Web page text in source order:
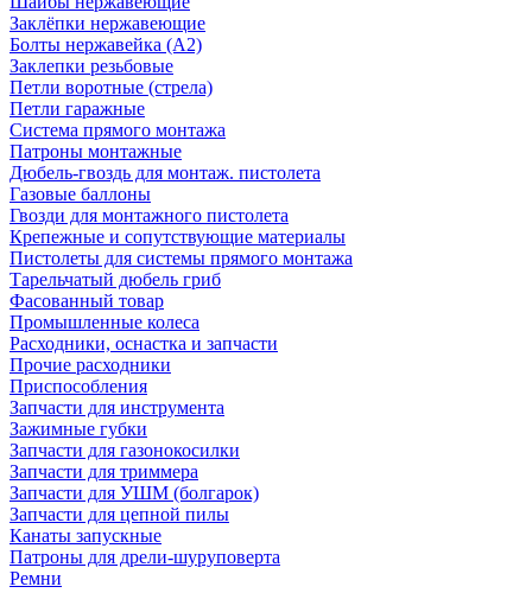
Заклёпки нержавеющие
Болты нержавейка (А2)
Заклепки резьбовые
Петли воротные (стрела)
Петли гаражные
Система прямого монтажа
Патроны монтажные
Дюбель-гвоздь для монтаж. пистолета
Газовые баллоны
Гвозди для монтажного пистолета
Крепежные и сопутствующие материалы
Пистолеты для системы прямого монтажа
Тарельчатый дюбель гриб
Фасованный товар
Промышленные колеса
Расходники, оснастка и запчасти
Прочие расходники
Приспособления
Запчасти для инструмента
Зажимные губки
Запчасти для газонокосилки
Запчасти для триммера
Запчасти для УШМ (болгарок)
Запчасти для цепной пилы
Канаты запускные
Патроны для дрели-шуруповерта
Ремни